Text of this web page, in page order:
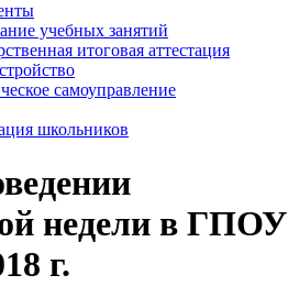
учебных занятий
итоговая аттестация
самоуправление
школьников
недели в ГПОУ
г.